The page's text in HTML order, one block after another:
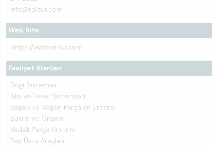
info@railtur.com
Web Site
https://www.railtur.com
Faaliyet Alanları
Bogi Sistemleri
Aks ve Teker Sistemleri
Vagon ve Vagon Parçaları Üretimi
Bakım ve Onarım
Yedek Parça Üretimi
Ray Üstü Araçları